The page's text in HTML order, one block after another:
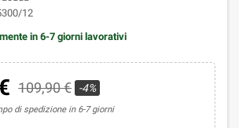
12
in 6-7 giorni lavorativi
109,90 € -4%
di spedizione in 6-7 giorni